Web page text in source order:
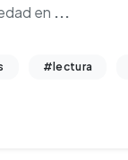
en ...
#lectura